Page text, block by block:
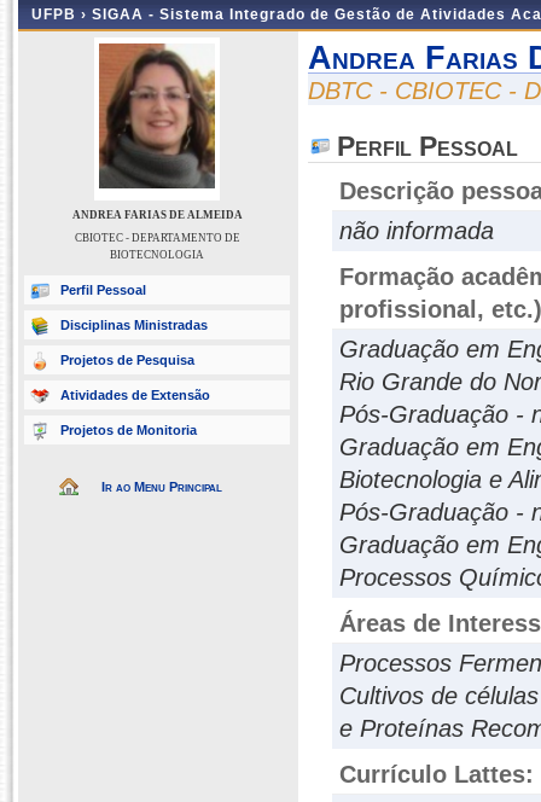
UFPB › SIGAA - Sistema Integrado de Gestão de Atividades
ANDREA FARIAS DE ALMEIDA
CBIOTEC - DEPARTAMENTO DE
BIOTECNOLOGIA
Perfil Pessoal
Disciplinas Ministradas
Projetos de Pesquisa
Atividades de Extensão
Projetos de Monitoria
Ir ao Menu Principal
Andrea Farias
DBTC - CBIOTEC -
Perfil Pessoal
Descrição
não informada
Formação
profissional, etc.)
Graduação em
Rio Grande do
Pós-Graduação -
Graduação em
Biotecnologia e
Pós-Graduação -
Graduação em
Processos
Áreas de
Processos
Cultivos de
e Proteínas
Currículo Lattes: